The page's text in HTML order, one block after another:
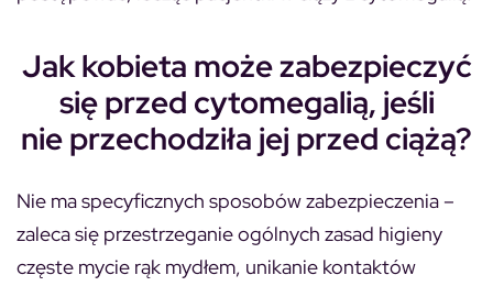
Jak kobieta może zabezpieczyć
się przed cytomegalią, jeśli
nie przechodziła jej przed ciążą?
Nie ma specyficznych sposobów zabezpieczenia –
zaleca się przestrzeganie ogólnych zasad higieny
częste mycie rąk mydłem, unikanie kontaktów